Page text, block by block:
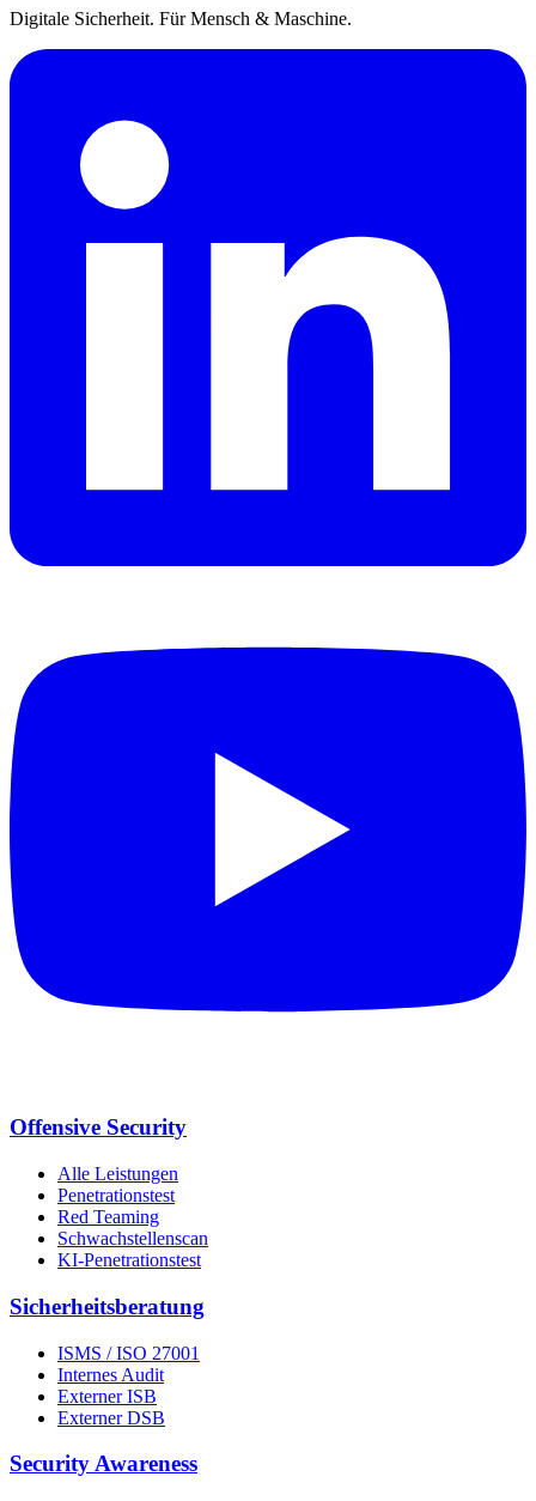
Digitale Sicherheit. Für Mensch & Maschine.
Offensive Security
Alle Leistungen
Penetrationstest
Red Teaming
Schwachstellenscan
KI-Penetrationstest
Sicherheits­beratung
ISMS / ISO 27001
Internes Audit
Externer ISB
Externer DSB
Security Awareness